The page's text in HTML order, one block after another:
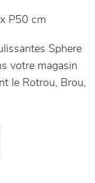
P50 cm
Sphere
votre magasin
le Rotrou, Brou,